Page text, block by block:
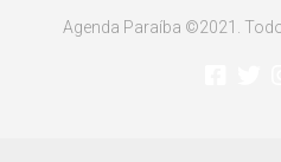
Agenda Paraíba ©2021.